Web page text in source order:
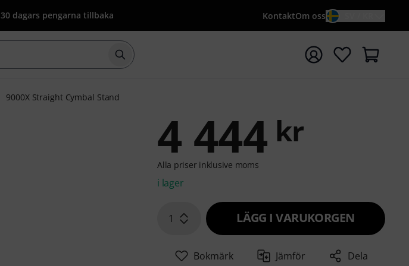
30 dagars pengarna tillbaka KontaktOm oss
Börja sökningen med söktermen {searchTerm}
9000X Straight Cymbal Stand
4 444 kr
Alla priser inklusive moms
i lager
1 LÄGG I VARUKORGEN
Bokmärk Jämför Dela